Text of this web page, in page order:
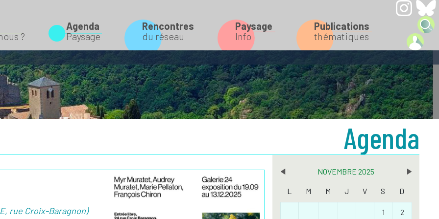
?
Agenda
Paysage
Rencontres
du réseau
Paysage
Info
Publications
thématiques
Rechercher
Agenda
rue Croix-Baragnon)
NOVEMBRE 2025
L M M J V S D
1 2